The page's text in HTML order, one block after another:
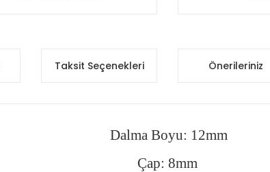
Taksit Seçenekleri Önerileriniz
Dalma Boyu: 12mm
Çap: 8mm